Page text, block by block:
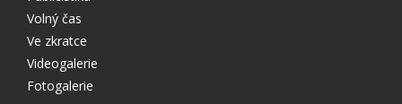
Volný čas
Ve zkratce
Videogalerie
Fotogalerie